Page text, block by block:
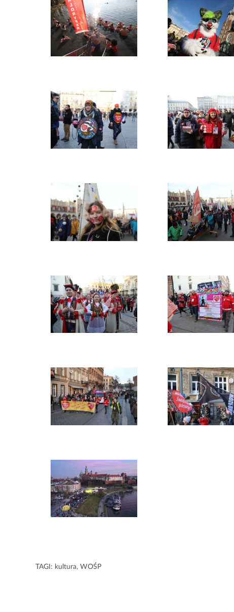
TAGI: kultura, WOŚP